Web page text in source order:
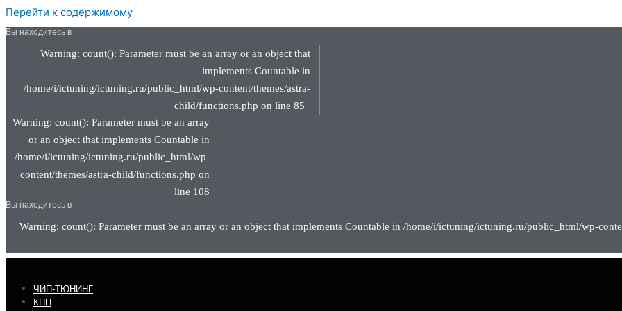
Перейти к содержимому
Вы находитесь в
Warning: count(): Parameter must be an array or an object that
implements Countable in
/home/i/ictuning/ictuning.ru/public_html/wp-content/themes/astra-
child/functions.php on line 85
Warning: count(): Parameter must be an array
or an object that implements Countable in
/home/i/ictuning/ictuning.ru/public_html/wp-
content/themes/astra-child/functions.php on
line 108
Вы находитесь в
Warning: count(): Parameter must be an array or an object that implements Countable in /home/i/ictuning/ictuning.ru/public_html/wp-
ЧИП-ТЮНИНГ
КПП